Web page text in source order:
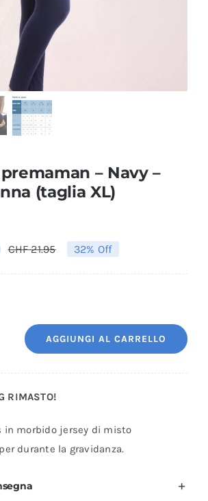
– Navy –
(taglia XL)
CHF21.95Il
era:
CHF 21.95.
Il
è:
CHF 15.00.
32% Off
AGGIUNGI AL CARRELLO
RIMASTO!
in morbido jersey di misto
durante la gravidanza.